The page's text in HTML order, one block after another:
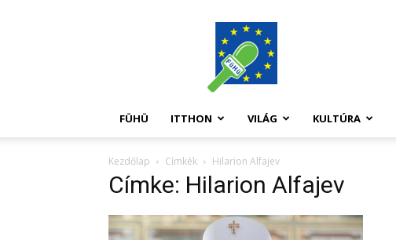
FüHü
FÜHÜ ITTHON VILÁG KULTÚRA
Kezdőlap Címkék Hilarion Alfajev
Címke: Hilarion Alfajev